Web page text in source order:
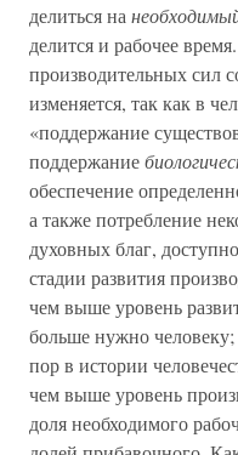
делиться на
делится и рабочее
производительных сил
изменяется, так как в
«поддержание
поддержание
обеспечение
а также потребление
духовных благ,
стадии развития
чем выше уровень
больше нужно человеку;
пор в истории
чем выше уровень
доля необходимого